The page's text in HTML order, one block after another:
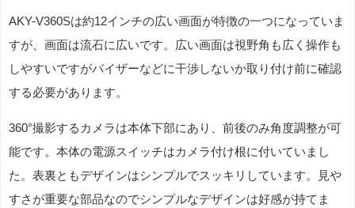
AKY-V360Sは約12インチの広い画面が特徴の一つになっていま
すが、画面は流石に広いです。広い画面は視野角も広く操作も
しやすいですがバイザーなどに干渉しないか取り付け前に確認
する必要があります。
360°撮影するカメラは本体下部にあり、前後のみ角度調整が可
能です。本体の電源スイッチはカメラ付け根に付いていまし
た。表裏ともデザインはシンプルでスッキリしています。見や
すさが重要な部品なのでシンプルなデザインは好感が持てま